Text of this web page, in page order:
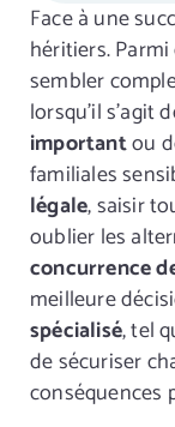
Face à une
héritiers. Parmi
sembler
lorsqu’il s’agit
importantou
familiales
légale, saisir
oublier les
concurrence
meilleure
spécialisé, tel
de sécuriser
conséquences